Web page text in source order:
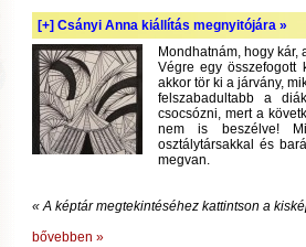
[+] Csányi Anna kiállítás megnyitójára »
Mondhatnám, hogy kár,
Végre egy összefogott
akkor tör ki a járvány,
felszabadultabb a
csocsózni, mert a
nem is beszélve!
osztálytársakkal és
megvan.
« A képtár megtekintéséhez kattintson a
bővebben »